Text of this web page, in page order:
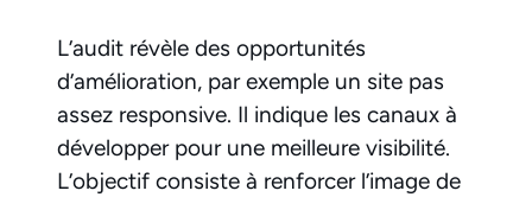
L’audit révèle des opportunités
d’amélioration, par exemple un site pas
assez responsive. Il indique les canaux à
développer pour une meilleure visibilité.
L’objectif consiste à renforcer l’image de